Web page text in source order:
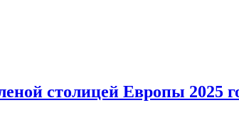
столицей Европы 2025